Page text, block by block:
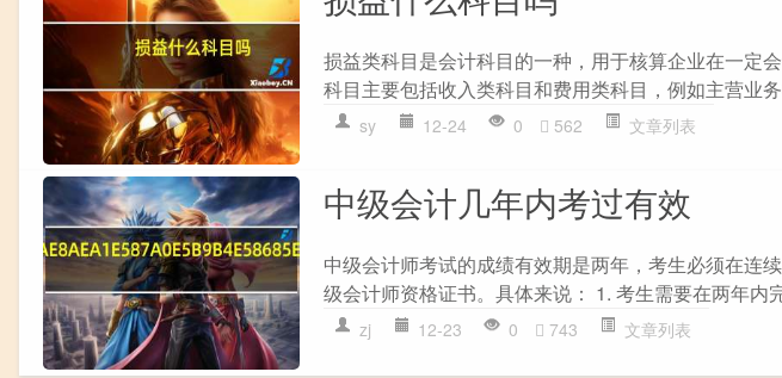
损益类科目是会计科目的一种，用于核算企业在一定
科目主要包括收入类科目和费用类科目，例如主营业
sy 12-24 0 562 文章列表
中级会计几年内考过有效
中级会计师考试的成绩有效期是两年，考生必须在连
级会计师资格证书。具体来说： 1. 考生需要在两年内
zj 12-23 0 743 文章列表